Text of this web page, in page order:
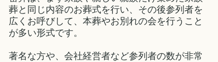
葬と同じ内容のお葬式を行い、その後参列者を
広くお呼びして、本葬やお別れの会を行うこと
が多い形式です。
著名な方や、会社経営者など参列者の数が非常